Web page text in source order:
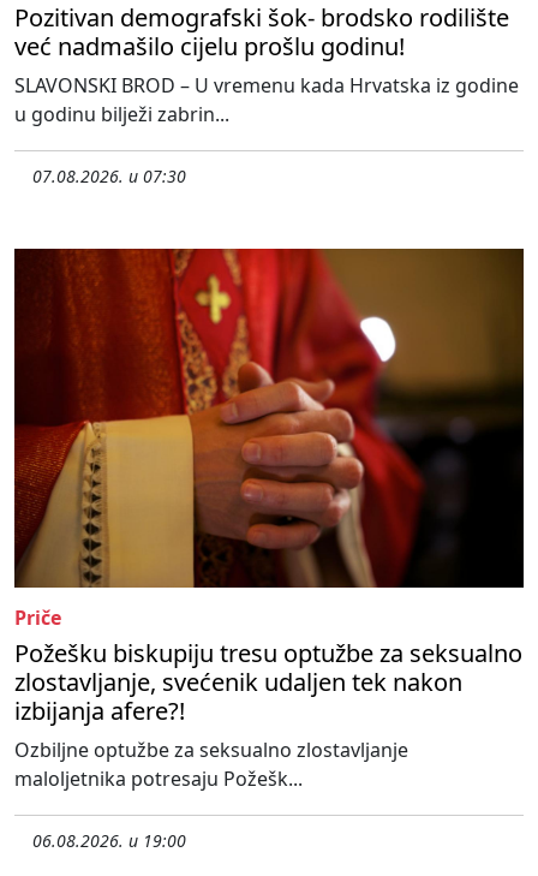
Pozitivan demografski šok- brodsko rodilište
već nadmašilo cijelu prošlu godinu!
SLAVONSKI BROD – U vremenu kada Hrvatska iz godine
u godinu bilježi zabrin...
07.08.2026. u 07:30
Priče
Požešku biskupiju tresu optužbe za seksualno
zlostavljanje, svećenik udaljen tek nakon
izbijanja afere?!
Ozbiljne optužbe za seksualno zlostavljanje
maloljetnika potresaju Požešk...
06.08.2026. u 19:00